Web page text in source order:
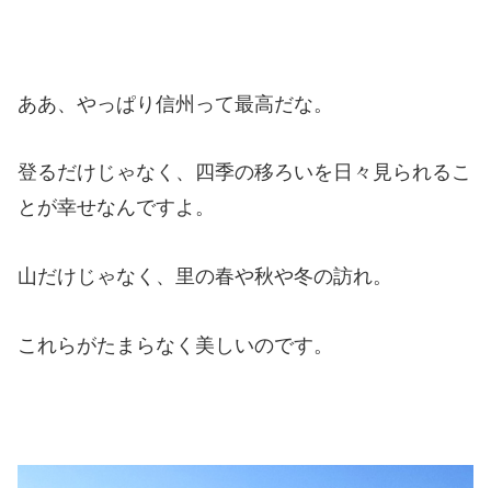
ああ、やっぱり信州って最高だな。
登るだけじゃなく、四季の移ろいを日々見られるこ
とが幸せなんですよ。
山だけじゃなく、里の春や秋や冬の訪れ。
これらがたまらなく美しいのです。